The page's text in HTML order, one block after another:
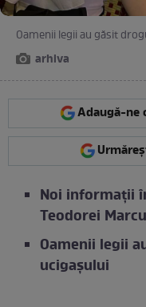
Oamenii legii au găsit
arhiva
Adaugă-ne
Noi informații
Teodorei Marcu
Oamenii legii
ucigașului